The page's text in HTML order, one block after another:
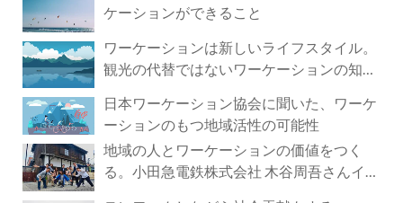
ケーションができること
ワーケーションは新しいライフスタイル。
観光の代替ではないワーケーションの知ら
日本ワーケーション協会に聞いた、ワーケ
ーションのもつ地域活性の可能性
地域の人とワーケーションの価値をつく
る。小田急電鉄株式会社 木谷周吾さんイン